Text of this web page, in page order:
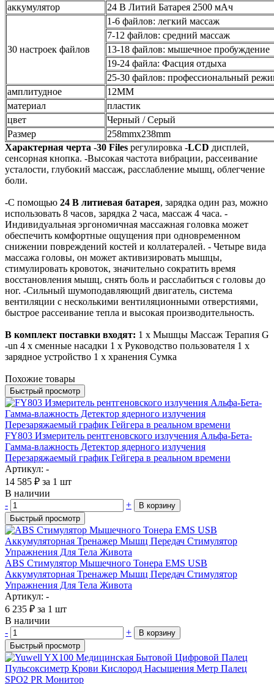
аккумулятор 24 В Литий Батарея 2500 мАч
30 настроек файлов
1-6 файлов: легкий массаж
7-12 файлов: средний массаж
13-18 файлов: мышечное пробуждение
19-24 файла: Фасция отдыха
25-30 файлов: профессиональный
амплитудное
12MM
материал
пластик
цвет
Черный / Серый
Размер
258mmx238mm
Характерная черта -30 Files регулировка -LCD дисплей,
сенсорная кнопка. -Высокая частота вибрации, рассеивание
усталости, глубокий массаж, расслабление мышц, облегчение
боли.
-С помощью 24 В литиевая батарея, зарядка один раз, можно
использовать 8 часов, зарядка 2 часа, массаж 4 часа. -
Индивидуальная эргономичная массажная головка может
обеспечить комфортные ощущения при одновременном
снижении повреждений костей и коллатералей. - Четыре вида
массажа головы, он может активизировать мышцы,
стимулировать кровоток, значительно сократить время
восстановления мышц, снять боль и расслабиться с головы до
ног. -Сильный шумоподавляющий двигатель, система
вентиляции с несколькими вентиляционными отверстиями,
быстрое рассеивание тепла и высокая производительность.
В комплект поставки входят: 1 х Мышцы Массаж Терапия G
-un 4 х сменные насадки 1 х Руководство пользователя 1 х
зарядное устройство 1 х хранения Сумка
Похожие товары
Быстрый просмотр
FY803 Измеритель рентгеновского излучения Альфа-Бета-
Гамма-влажность Детектор ядерного излучения
Перезаряжаемый график Гейгера в реальном времени
Артикул: -
14 585 ₽ за 1 шт
В наличии
-
+
В корзину
Быстрый просмотр
ABS Стимулятор Мышечного Тонера EMS USB
Аккумуляторная Тренажер Мышц Передач Стимулятор
Упражнения Для Тела Живота
Артикул: -
6 235 ₽ за 1 шт
В наличии
-
+
В корзину
Быстрый просмотр